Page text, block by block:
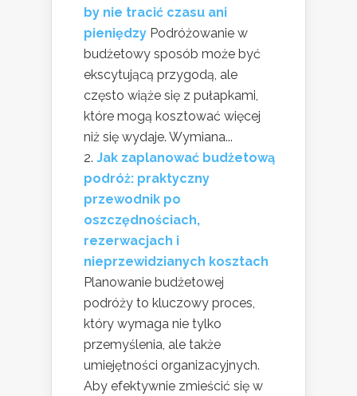
by nie tracić czasu ani
pieniędzy Podróżowanie w
budżetowy sposób może być
ekscytującą przygodą, ale
często wiąże się z pułapkami,
które mogą kosztować więcej
niż się wydaje. Wymiana...
Jak zaplanować budżetową
podróż: praktyczny
przewodnik po
oszczędnościach,
rezerwacjach i
nieprzewidzianych kosztach
Planowanie budżetowej
podróży to kluczowy proces,
który wymaga nie tylko
przemyślenia, ale także
umiejętności organizacyjnych.
Aby efektywnie zmieścić się w